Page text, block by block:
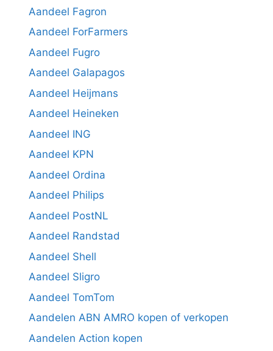
Aandeel Fagron
Aandeel ForFarmers
Aandeel Fugro
Aandeel Galapagos
Aandeel Heijmans
Aandeel Heineken
Aandeel ING
Aandeel KPN
Aandeel Ordina
Aandeel Philips
Aandeel PostNL
Aandeel Randstad
Aandeel Shell
Aandeel Sligro
Aandeel TomTom
Aandelen ABN AMRO kopen of verkopen
Aandelen Action kopen